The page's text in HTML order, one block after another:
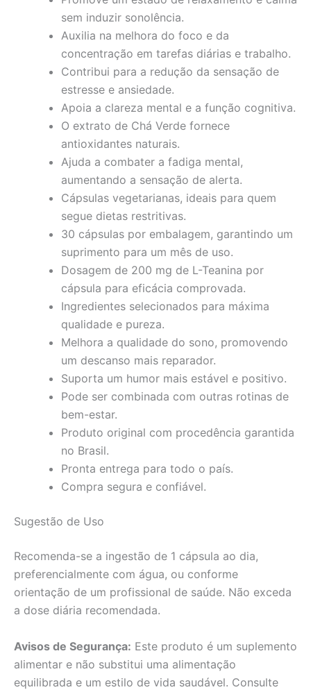
sem induzir sonolência.
Auxilia na melhora do foco e da
concentração em tarefas diárias e trabalho.
Contribui para a redução da sensação de
estresse e ansiedade.
Apoia a clareza mental e a função cognitiva.
O extrato de Chá Verde fornece
antioxidantes naturais.
Ajuda a combater a fadiga mental,
aumentando a sensação de alerta.
Cápsulas vegetarianas, ideais para quem
segue dietas restritivas.
30 cápsulas por embalagem, garantindo um
suprimento para um mês de uso.
Dosagem de 200 mg de L-Teanina por
cápsula para eficácia comprovada.
Ingredientes selecionados para máxima
qualidade e pureza.
Melhora a qualidade do sono, promovendo
um descanso mais reparador.
Suporta um humor mais estável e positivo.
Pode ser combinada com outras rotinas de
bem-estar.
Produto original com procedência garantida
no Brasil.
Pronta entrega para todo o país.
Compra segura e confiável.
Sugestão de Uso
Recomenda-se a ingestão de 1 cápsula ao dia,
preferencialmente com água, ou conforme
orientação de um profissional de saúde. Não exceda
a dose diária recomendada.
Avisos de Segurança: Este produto é um suplemento
alimentar e não substitui uma alimentação
equilibrada e um estilo de vida saudável. Consulte